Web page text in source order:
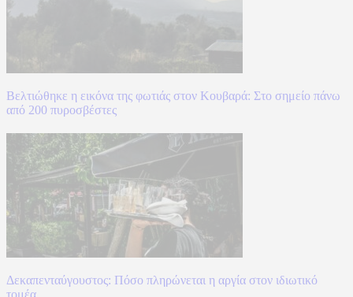
Βελτιώθηκε η εικόνα της φωτιάς στον Κουβαρά: Στο σημείο πάνω
από 200 πυροσβέστες
Δεκαπενταύγουστος: Πόσο πληρώνεται η αργία στον ιδιωτικό
τομέα